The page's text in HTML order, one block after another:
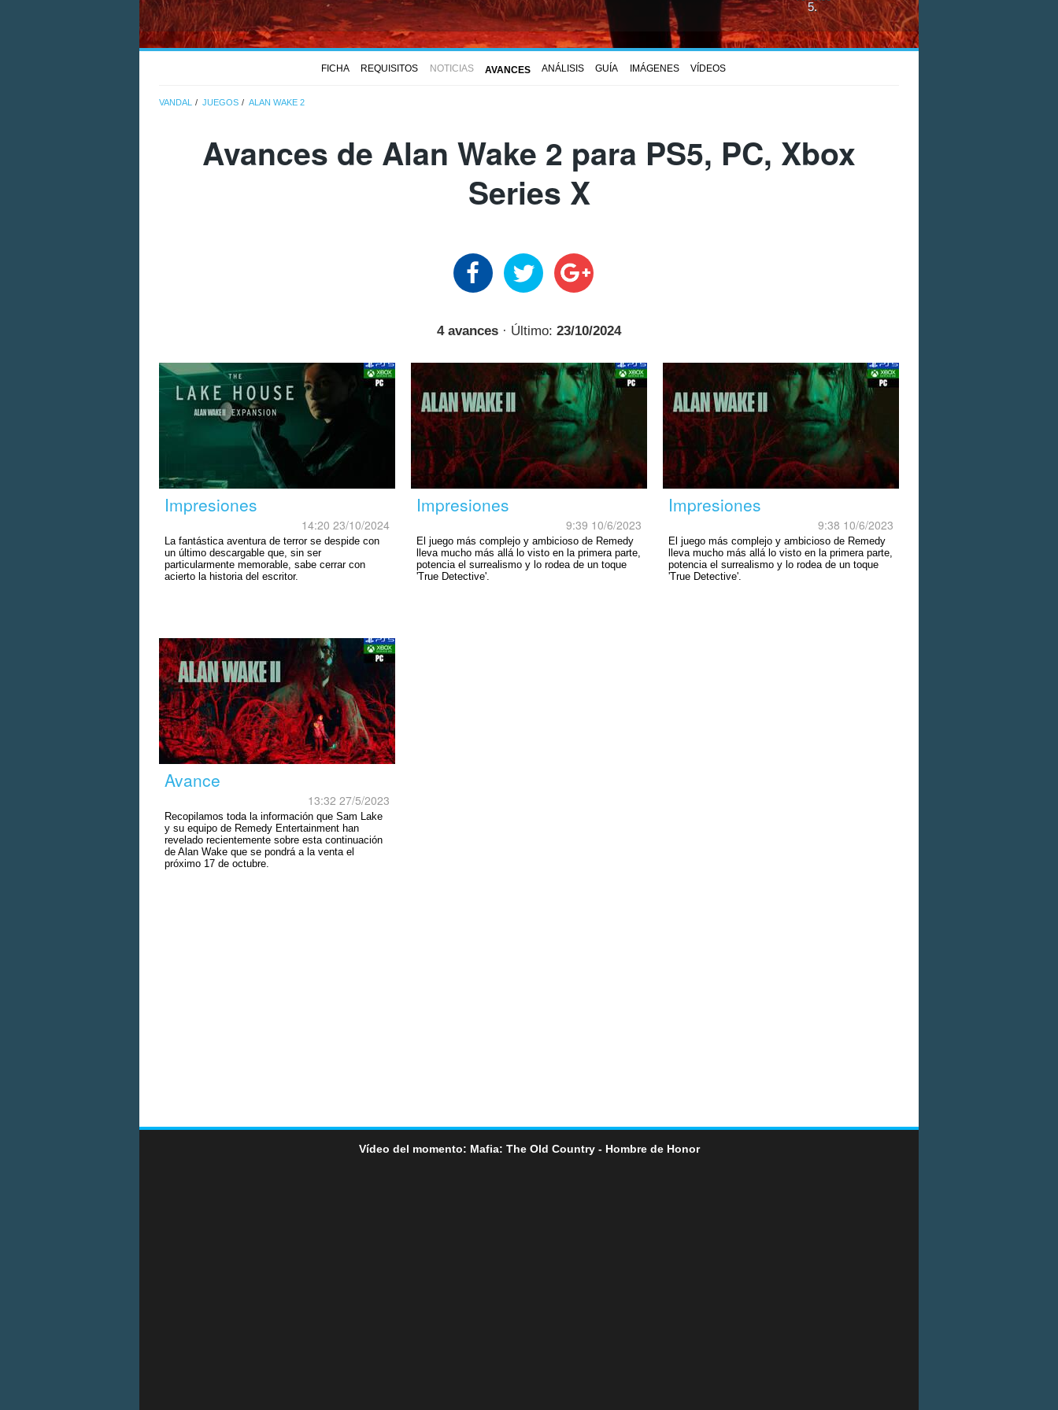
5.
FICHA REQUISITOS NOTICIAS AVANCES ANÁLISIS GUÍA IMÁGENES VÍDEOS
VANDAL JUEGOS ALAN WAKE 2
Avances de Alan Wake 2 para PS5, PC, Xbox
Series X
4 avances · Último: 23/10/2024
Impresiones
14:20 23/10/2024
La fantástica aventura de terror se despide con
un último descargable que, sin ser
particularmente memorable, sabe cerrar con
acierto la historia del escritor.
Impresiones
9:39 10/6/2023
El juego más complejo y ambicioso de Remedy
lleva mucho más allá lo visto en la primera parte,
potencia el surrealismo y lo rodea de un toque
'True Detective'.
Impresiones
9:38 10/6/2023
El juego más complejo y ambicioso de Remedy
lleva mucho más allá lo visto en la primera parte,
potencia el surrealismo y lo rodea de un toque
'True Detective'.
Avance
13:32 27/5/2023
Recopilamos toda la información que Sam Lake
y su equipo de Remedy Entertainment han
revelado recientemente sobre esta continuación
de Alan Wake que se pondrá a la venta el
próximo 17 de octubre.
Vídeo del momento: Mafia: The Old Country - Hombre de Honor